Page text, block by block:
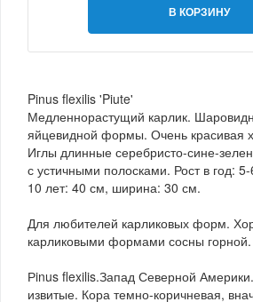
В КОРЗИНУ
Pinus flexilis 'Piute'
Медленнорастущий карлик.
яйцевидной формы. Очень красивая
Иглы длинные серебристо-сине-
с устичными полосками. Рост в год:
10 лет: 40 см, ширина: 30 см.
Для любителей карликовых форм.
карликовыми формами сосны горной.
Рinus flexilis.Запад Северной
извитые. Кора темно-коричневая,